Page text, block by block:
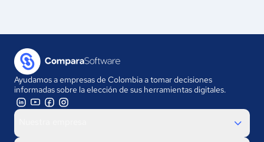
Ayudamos a empresas de Colombia a tomar decisiones
informadas sobre la elección de sus herramientas digitales.